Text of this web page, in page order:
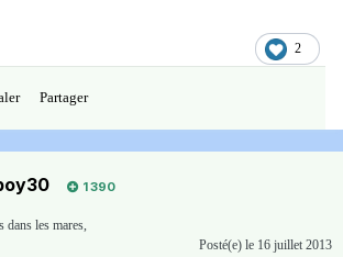
2
Partager
1 390
dans les mares,
Posté(e) le 16 juillet 2013